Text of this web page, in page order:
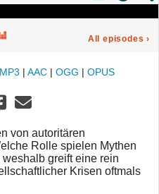
All episodes ›
MP3 | AAC | OGG | OPUS
von autoritären
Rolle spielen Mythen
greift eine rein
Krisen oftmals